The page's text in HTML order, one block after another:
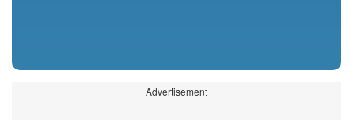
Advertisement